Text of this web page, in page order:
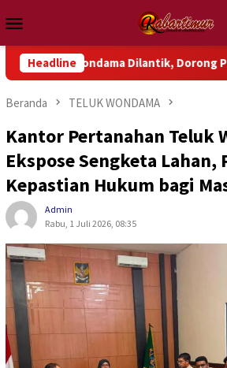
ke
kontenMobile
Headline
Wondama Dilantik, Dorong Perhatian
Beranda TELUK WONDAMA
Kantor Pertanahan Teluk
Ekspose Sengketa Lahan,
Kepastian Hukum bagi
Admin
Rabu, 1 Juli 2026, 08:35